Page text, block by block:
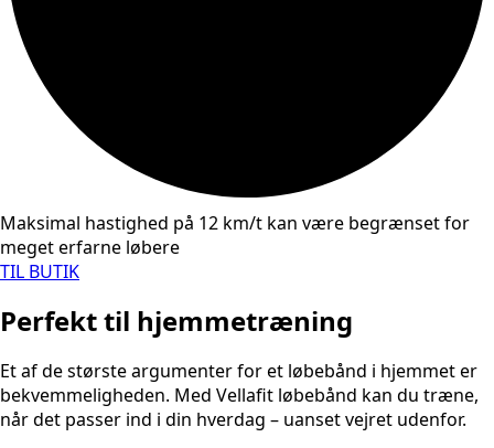
Maksimal hastighed på 12 km/t kan være begrænset for
meget erfarne løbere
TIL BUTIK
Perfekt til hjemmetræning
Et af de største argumenter for et løbebånd i hjemmet er
bekvemmeligheden. Med Vellafit løbebånd kan du træne,
når det passer ind i din hverdag – uanset vejret udenfor.